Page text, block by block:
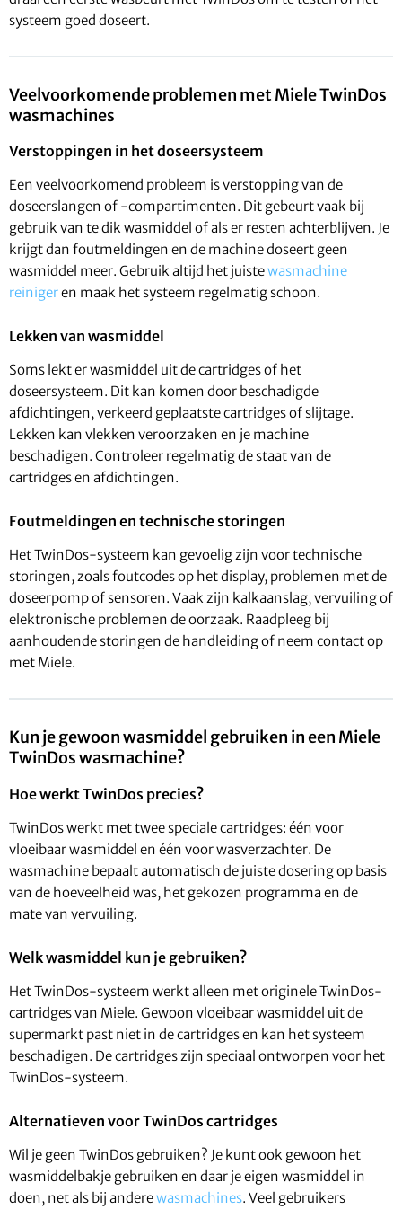
systeem goed doseert.
Veelvoorkomende problemen met Miele TwinDos
wasmachines
Verstoppingen in het doseersysteem
Een veelvoorkomend probleem is verstopping van de
doseerslangen of -compartimenten. Dit gebeurt vaak bij
gebruik van te dik wasmiddel of als er resten achterblijven. Je
krijgt dan foutmeldingen en de machine doseert geen
wasmiddel meer. Gebruik altijd het juistewasmachine
reinigeren maak het systeem regelmatig schoon.
Lekken van wasmiddel
Soms lekt er wasmiddel uit de cartridges of het
doseersysteem. Dit kan komen door beschadigde
afdichtingen, verkeerd geplaatste cartridges of slijtage.
Lekken kan vlekken veroorzaken en je machine
beschadigen. Controleer regelmatig de staat van de
cartridges en afdichtingen.
Foutmeldingen en technische storingen
Het TwinDos-systeem kan gevoelig zijn voor technische
storingen, zoals foutcodes op het display, problemen met de
doseerpomp of sensoren. Vaak zijn kalkaanslag, vervuiling of
elektronische problemen de oorzaak. Raadpleeg bij
aanhoudende storingen de handleiding of neem contact op
met Miele.
Kun je gewoon wasmiddel gebruiken in een Miele
TwinDos wasmachine?
Hoe werkt TwinDos precies?
TwinDos werkt met twee speciale cartridges: één voor
vloeibaar wasmiddel en één voor wasverzachter. De
wasmachine bepaalt automatisch de juiste dosering op basis
van de hoeveelheid was, het gekozen programma en de
mate van vervuiling.
Welk wasmiddel kun je gebruiken?
Het TwinDos-systeem werkt alleen met originele TwinDos-
cartridges van Miele. Gewoon vloeibaar wasmiddel uit de
supermarkt past niet in de cartridges en kan het systeem
beschadigen. De cartridges zijn speciaal ontworpen voor het
TwinDos-systeem.
Alternatieven voor TwinDos cartridges
Wil je geen TwinDos gebruiken? Je kunt ook gewoon het
wasmiddelbakje gebruiken en daar je eigen wasmiddel in
doen, net als bij anderewasmachines. Veel gebruikers